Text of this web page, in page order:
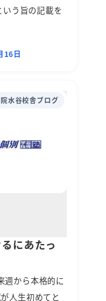
う旨の記載を
16日
水谷校舎ブログ
にあたっ
週から本格的に
人生初めてと